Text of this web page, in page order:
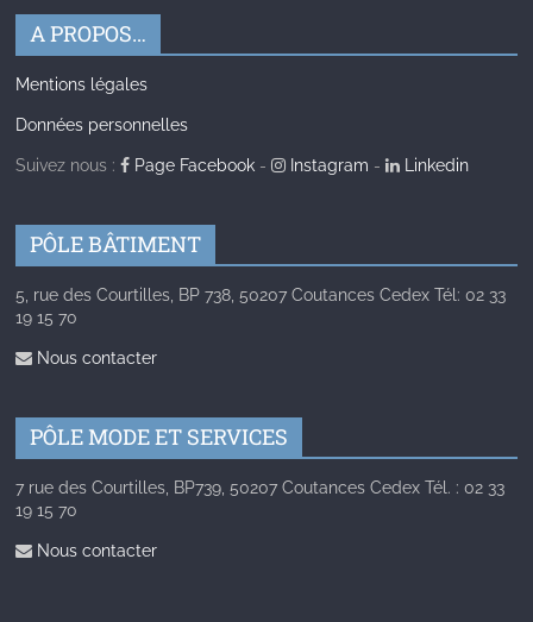
A PROPOS…
Mentions légales
Données personnelles
Suivez nous : Page Facebook - Instagram - Linkedin
PÔLE BÂTIMENT
5, rue des Courtilles, BP 738, 50207 Coutances Cedex Tél: 02 33
19 15 70
Nous contacter
PÔLE MODE ET SERVICES
7 rue des Courtilles, BP739, 50207 Coutances Cedex Tél. : 02 33
19 15 70
Nous contacter